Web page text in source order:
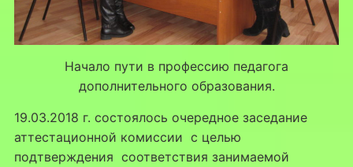
Начало пути в профессию педагога
дополнительного образования.
19.03.2018 г. состоялось очередное заседание
аттестационной комиссии с целью
подтверждения соответствия занимаемой